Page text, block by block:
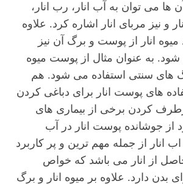
ها می توان به آب انار، رب انار،
و نیز مربای انار اشاره کرد. علاوه
میوه انار از پوست و برگ آن نیز
شود. به عنوان مثال از پوست میوه
رنگ های سنتی استفاده می شود. هم
های پوست انار برای دباغی کردن
کردن برخی از بیماری های
از جوشانده پوست انار در آب
انار از جمله مهم ترین و پر کاربرد
از انار می باشد که خواص
بدن دارد. علاوه بر میوه انار و برگ